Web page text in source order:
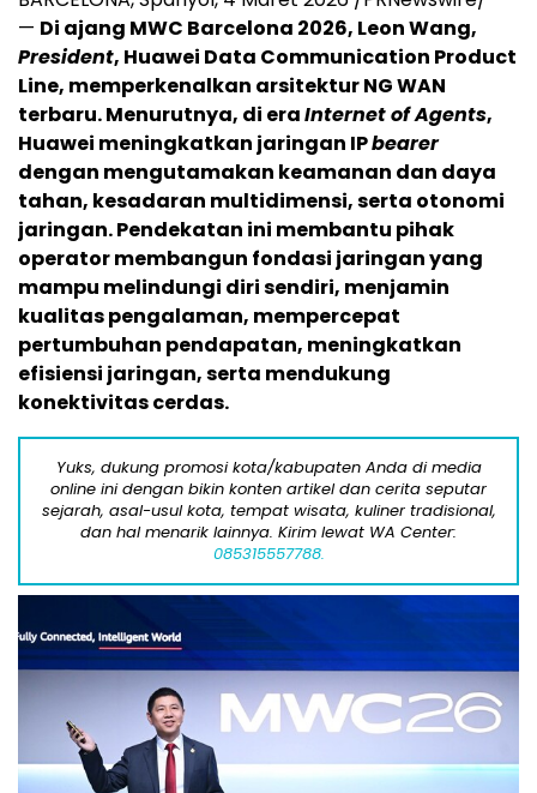
— Di ajang MWC Barcelona 2026, Leon Wang,
President, Huawei Data Communication Product
Line, memperkenalkan arsitektur NG WAN
terbaru. Menurutnya, di eraInternet of Agents,
Huawei meningkatkan jaringan IPbearer
dengan mengutamakan keamanan dan daya
tahan, kesadaran multidimensi, serta otonomi
jaringan. Pendekatan ini membantu pihak
operator membangun fondasi jaringan yang
mampu melindungi diri sendiri, menjamin
kualitas pengalaman, mempercepat
pertumbuhan pendapatan, meningkatkan
efisiensi jaringan, serta mendukung
konektivitas cerdas.
Yuks, dukung promosi kota/kabupaten Anda di media
online ini dengan bikin konten artikel dan cerita seputar
sejarah, asal-usul kota, tempat wisata, kuliner tradisional,
dan hal menarik lainnya. Kirim lewat WA Center:
085315557788.